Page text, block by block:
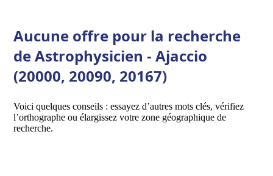
Aucune offre pour la recherche
de Astrophysicien - Ajaccio
(20000, 20090, 20167)
Voici quelques conseils : essayez d’autres mots clés, vérifiez
l’orthographe ou élargissez votre zone géographique de
recherche.